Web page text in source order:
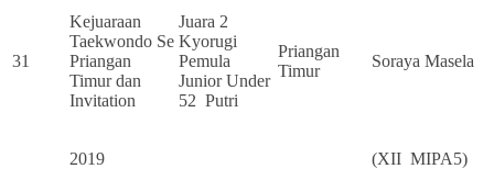
31
Kejuaraan
Taekwondo Se
Priangan
Timur dan
Invitation
Juara 2
Kyorugi
Pemula
Junior Under
52 Putri
Priangan
Timur
Soraya Masela
2019 (XII MIPA5)